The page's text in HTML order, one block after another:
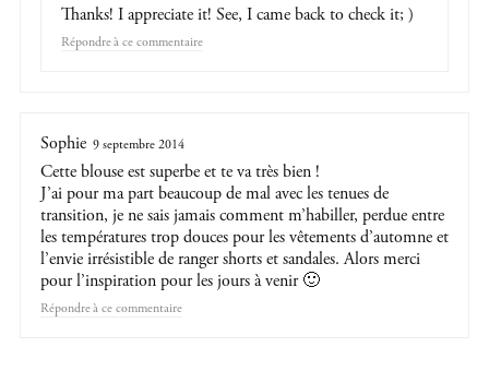
Thanks! I appreciate it! See, I came back to check it; )
Répondre
Sophie 9 septembre 2014
Cette blouse est superbe et te va très bien !
J’ai pour ma part beaucoup de mal avec les tenues de
transition, je ne sais jamais comment m’habiller, perdue entre
les températures trop douces pour les vêtements d’automne et
l’envie irrésistible de ranger shorts et sandales. Alors merci
pour l’inspiration pour les jours à venir 🙂
Répondre